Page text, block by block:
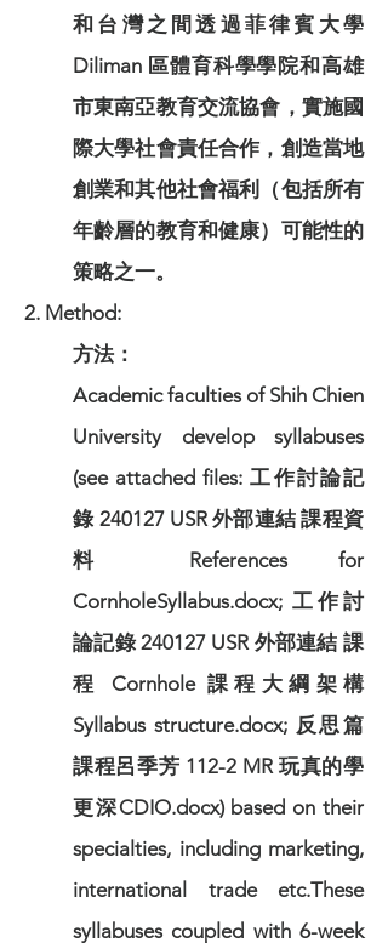
和台灣之間透過菲律賓大學
Diliman 區體育科學學院和高雄
市東南亞教育交流協會，實施國
際大學社會責任合作，創造當地
創業和其他社會福利（包括所有
年齡層的教育和健康）可能性的
策略之一。
2. Method:
方法：
Academic faculties of Shih Chien
University develop syllabuses
(see attached files: 工作討論記
錄 240127 USR 外部連結 課程資
料 References for
CornholeSyllabus.docx; 工作討
論記錄 240127 USR 外部連結 課
程 Cornhole 課程大綱架構
Syllabus structure.docx; 反思篇
課程呂季芳 112-2 MR 玩真的學
更深CDIO.docx) based on their
specialties, including marketing,
international trade etc.These
syllabuses coupled with 6-week